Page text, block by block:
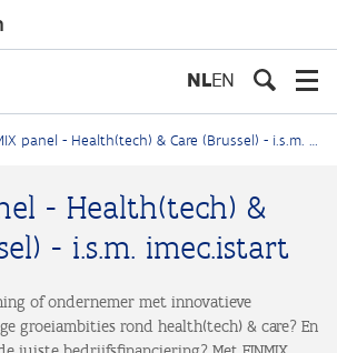
NLEN
panel - Health(tech) & Care (Brussel) - i.s.m. imec.istart
- Health(tech) &
- i.s.m. imec.istart
of ondernemer met innovatieve
groeiambities rond health(tech) & care? En